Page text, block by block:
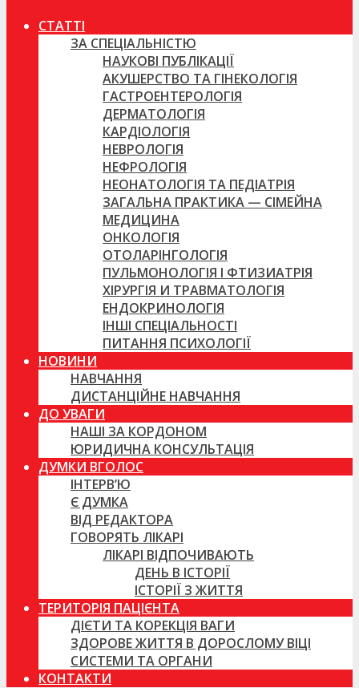
СТАТТІ
ЗА СПЕЦІАЛЬНІСТЮ
НАУКОВІ ПУБЛІКАЦІЇ
АКУШЕРСТВО ТА ГІНЕКОЛОГІЯ
ГАСТРОЕНТЕРОЛОГІЯ
ДЕРМАТОЛОГІЯ
КАРДІОЛОГІЯ
НЕВРОЛОГІЯ
НЕФРОЛОГІЯ
НЕОНАТОЛОГІЯ ТА ПЕДІАТРІЯ
ЗАГАЛЬНА ПРАКТИКА — СІМЕЙНА
МЕДИЦИНА
ОНКОЛОГІЯ
ОТОЛАРІНГОЛОГІЯ
ПУЛЬМОНОЛОГІЯ І ФТИЗИАТРІЯ
ХІРУРГІЯ И ТРАВМАТОЛОГІЯ
ЕНДОКРИНОЛОГІЯ
ІНШІ СПЕЦІАЛЬНОСТІ
ПИТАННЯ ПСИХОЛОГІЇ
НОВИНИ
НАВЧАННЯ
ДИСТАНЦІЙНЕ НАВЧАННЯ
ДО УВАГИ
НАШІ ЗА КОРДОНОМ
ЮРИДИЧНА КОНСУЛЬТАЦІЯ
ДУМКИ ВГОЛОС
ІНТЕРВ’Ю
Є ДУМКА
ВІД РЕДАКТОРА
ГОВОРЯТЬ ЛІКАРІ
ЛІКАРІ ВІДПОЧИВАЮТЬ
ДЕНЬ В ІСТОРІЇ
ІСТОРІЇ З ЖИТТЯ
ТЕРИТОРІЯ ПАЦІЄНТА
ДІЄТИ ТА КОРЕКЦІЯ ВАГИ
ЗДОРОВЕ ЖИТТЯ В ДОРОСЛОМУ ВІЦІ
СИСТЕМИ ТА ОРГАНИ
КОНТАКТИ